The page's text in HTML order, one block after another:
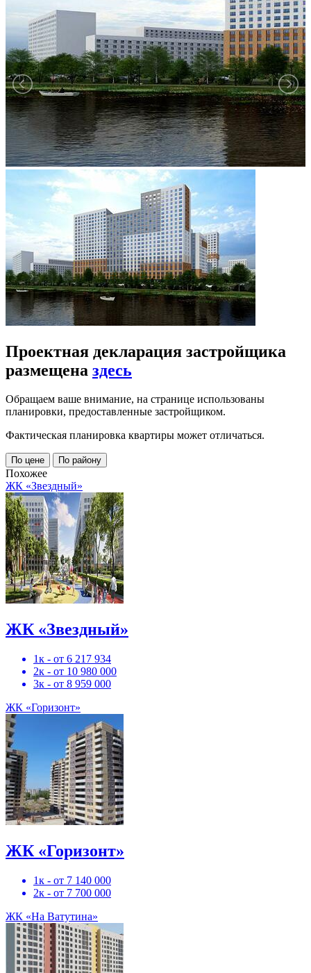
Проектная декларация застройщика
размещена здесь
Обращаем ваше внимание, на странице использованы
планировки, предоставленные застройщиком.
Фактическая планировка квартиры может отличаться.
По цене По району
Похожее
ЖК «Звездный»
ЖК «Звездный»
1к - от 6 217 934
2к - от 10 980 000
3к - от 8 959 000
ЖК «Горизонт»
ЖК «Горизонт»
1к - от 7 140 000
2к - от 7 700 000
ЖК «На Ватутина»